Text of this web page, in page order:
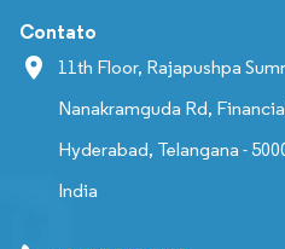
Contato
11th Floor, Rajapushpa
Nanakramguda Rd,
Hyderabad, Telangana -
India